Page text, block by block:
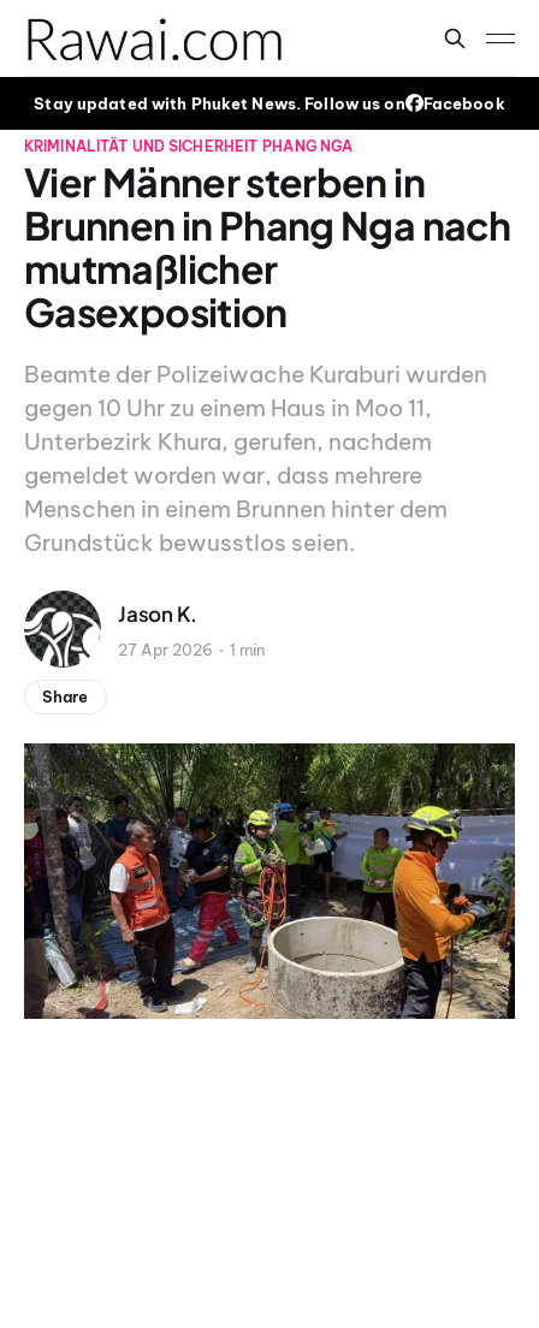
Stay updated with Phuket News. Follow us on Facebook
KRIMINALITÄT UND SICHERHEIT PHANG NGA
Vier Männer sterben in
Brunnen in Phang Nga nach
mutmaßlicher
Gasexposition
Beamte der Polizeiwache Kuraburi wurden
gegen 10 Uhr zu einem Haus in Moo 11,
Unterbezirk Khura, gerufen, nachdem
gemeldet worden war, dass mehrere
Menschen in einem Brunnen hinter dem
Grundstück bewusstlos seien.
Jason K.
27 Apr 2026 1 min
Share